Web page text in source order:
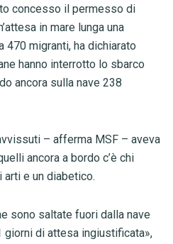
concesso il permesso di
in mare lunga una
470 migranti, ha dichiarato
hanno interrotto lo sbarco
ancora sulla nave 238
– afferma MSF – aveva
ancora a bordo c’è chi
e un diabetico.
sono saltate fuori dalla nave
di attesa ingiustificata»,